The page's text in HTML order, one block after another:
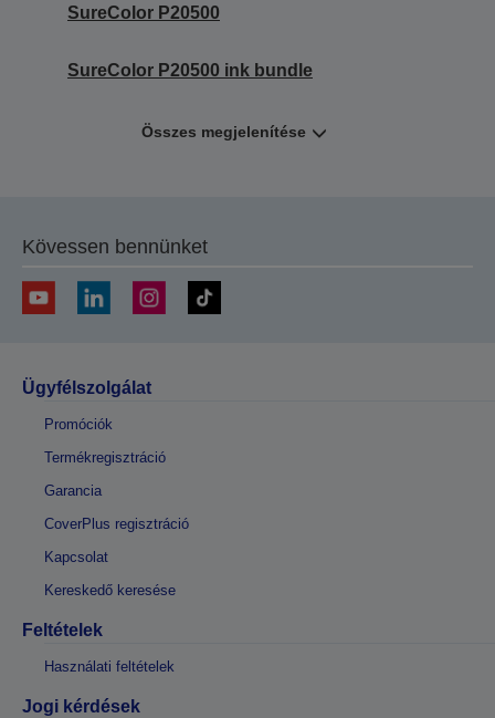
SureColor P20500
SureColor P20500 ink bundle
Összes megjelenítése
Kövessen bennünket
Ügyfélszolgálat
Promóciók
Termékregisztráció
Garancia
CoverPlus regisztráció
Kapcsolat
Kereskedő keresése
Feltételek
Használati feltételek
Jogi kérdések